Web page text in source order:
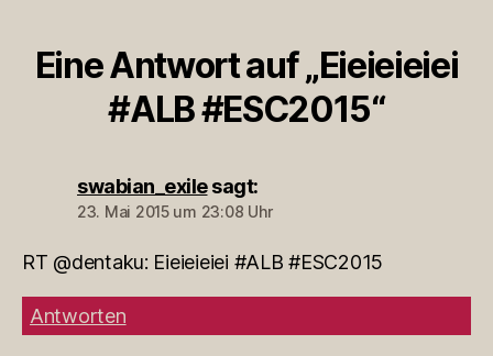
Eine Antwort auf „Eieieieiei
#ALB #ESC2015“
swabian_exile sagt:
23. Mai 2015 um 23:08 Uhr
RT @dentaku: Eieieieiei #ALB #ESC2015
Antworten